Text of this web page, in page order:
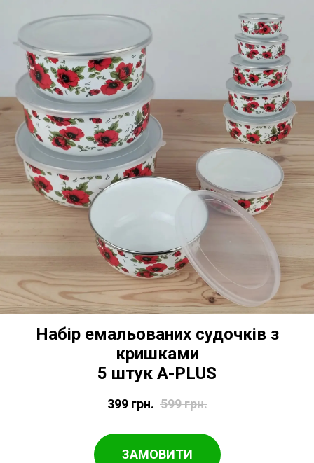
Набір емальованих судочків з
кришками
5 штук A-PLUS
399 грн. 599грн.
ЗАМОВИТИ